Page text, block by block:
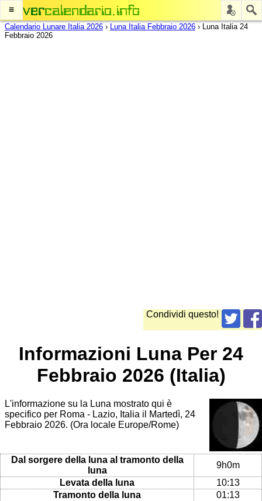
≡
Calendario Lunare Italia 2026 › Luna Italia Febbraio 2026 › Luna Italia 24
Febbraio 2026
Condividi questo!
Informazioni Luna Per 24
Febbraio 2026 (Italia)
L'informazione su la Luna mostrato qui è
specifico per Roma - Lazio, Italia il Martedì, 24
Febbraio 2026. (Ora locale Europe/Rome)
Dal sorgere della luna al tramonto della
luna
9h0m
Levata della luna
10:13
Tramonto della luna
01:13